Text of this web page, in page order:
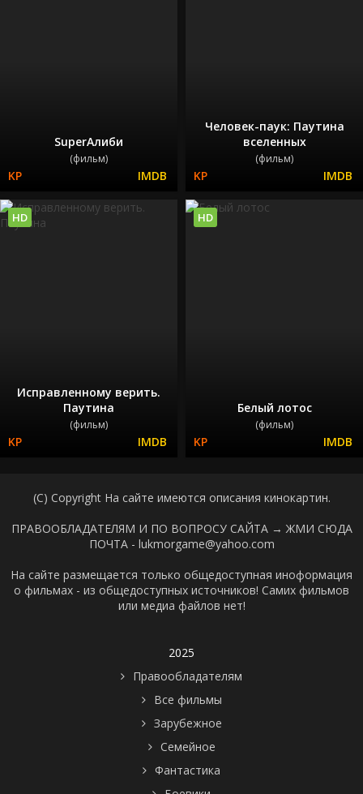
SuperАлиби
(фильм)
Человек-паук: Паутина
вселенных
(фильм)
Исправленному верить.
Паутина
(фильм)
HD
Белый лотос
(фильм)
HD
(C) Copyright На сайте имеются описания кинокартин.
ПРАВООБЛАДАТЕЛЯМ И ПО ВОПРОСУ САЙТА → ЖМИ СЮДА
ПОЧТА - lukmorgame@yahoo.com
На сайте размещается только общедоступная иноформация
о фильмах - из общедоступных источников! Самих фильмов
или медиа файлов нет!
2025
Правообладателям
Все фильмы
Зарубежное
Семейное
Фантастика